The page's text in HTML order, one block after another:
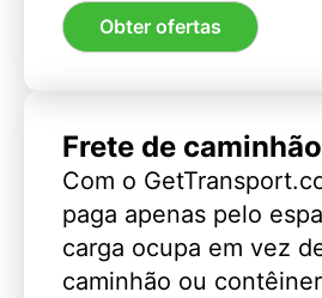
Obter ofertas
Frete de
Com o
paga apenas pelo
carga ocupa em vez
caminhão ou